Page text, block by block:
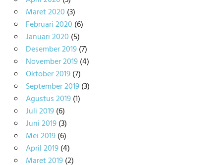
Maret 2020 (3)
Februari 2020 (6)
Januari 2020 (5)
Desember 2019(7)
November 2019(4)
Oktober 2019(7)
September 2019(3)
Agustus 2019(1)
Juli 2019(6)
Juni 2019(3)
Mei 2019(6)
April 2019(4)
Maret 2019(2)